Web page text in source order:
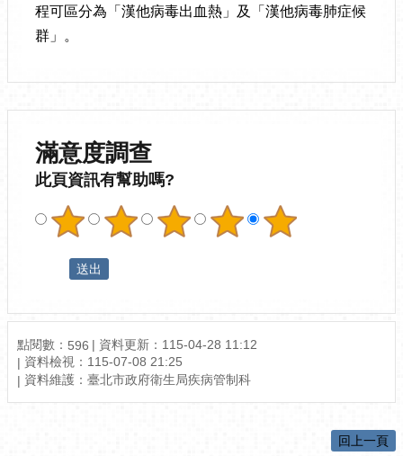
程可區分為「漢他病毒出血熱」及「漢他病毒肺症候
群」。
滿意度調查
此頁資訊有幫助嗎?
點閱數： 596
資料更新：115-04-28 11:12
資料檢視：115-07-08 21:25
資料維護：臺北市政府衛生局疾病管制科
回上一頁